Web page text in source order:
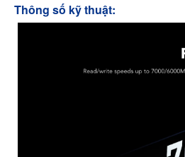
Thông số kỹ thuật: